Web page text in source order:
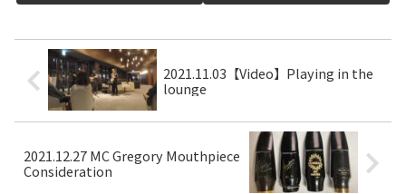
2021.11.03【Video】Playing in the
lounge
2021.12.27 MC Gregory Mouthpiece
Consideration